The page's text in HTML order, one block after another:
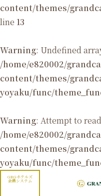
content/themes/
line 13
Warning: Undefined
/home/e820002/
content/themes/
yoyaku/func/
Warning: Attempt to
/home/e820002/
content/themes/
yoyaku/func/
GRGホテルズ
会員システム